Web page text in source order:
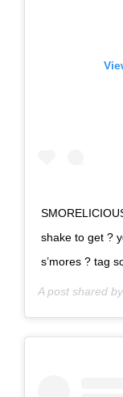
shake to get ?
s’mores ? tag
A post shared by